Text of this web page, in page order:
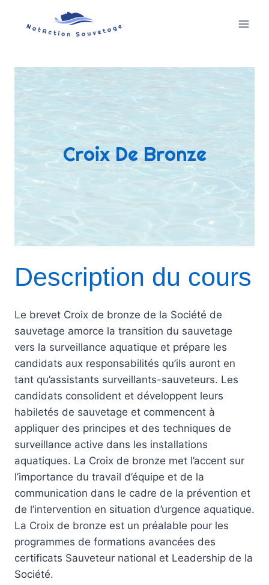
Croix De Bronze
Description du cours
Le brevet Croix de bronze de la Société de
sauvetage amorce la transition du sauvetage
vers la surveillance aquatique et prépare les
candidats aux responsabilités qu’ils auront en
tant qu’assistants surveillants-sauveteurs. Les
candidats consolident et développent leurs
habiletés de sauvetage et commencent à
appliquer des principes et des techniques de
surveillance active dans les installations
aquatiques. La Croix de bronze met l’accent sur
l’importance du travail d’équipe et de la
communication dans le cadre de la prévention et
de l’intervention en situation d’urgence aquatique.
La Croix de bronze est un préalable pour les
programmes de formations avancées des
certificats Sauveteur national et Leadership de la
Société.